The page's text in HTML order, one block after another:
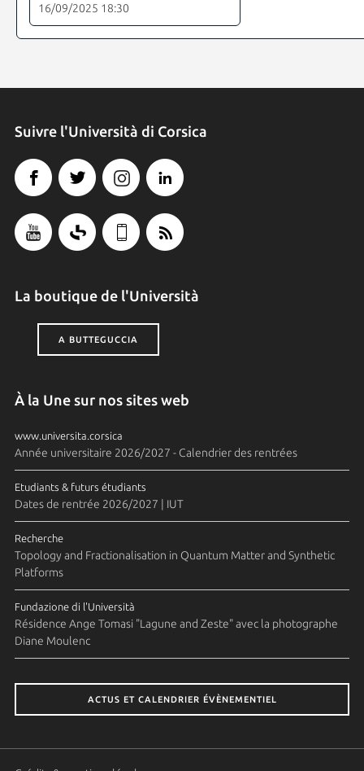
16/09/2025 18:30
Suivre l'Università di Corsica
La boutique de l'Università
A BUTTEGUCCIA
À la Une sur nos sites web
www.universita.corsica
Année universitaire 2026/2027 - Calendrier des rentrées
Etudiants & futurs étudiants
Dates de rentrée 2026/2027 | IUT
Recherche
Topology and Fractionalisation in Quantum Matter and Synthetic
Platforms
Fundazione di l'Università
Résidence Ange Tomasi "Lagune and Zeste" avec la photographe
Diane Moulenc
ACTUS ET CALENDRIER ÉVÈNEMENTIEL